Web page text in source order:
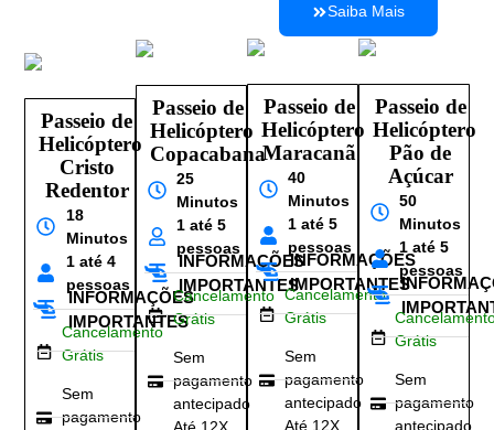
Saiba Mais
Passeio de
Helicóptero
Cristo
Redentor
18
Minutos
1 até 4
pessoas
INFORMAÇÕES
IMPORTANTES
Cancelamento
Grátis
Sem
pagamento
Passeio de
Helicóptero
Copacabana
25
Minutos
1 até 5
pessoas
INFORMAÇÕES
IMPORTANTES
Cancelamento
Grátis
Sem
pagamento
antecipado
Passeio de
Helicóptero
Maracanã
40
Minutos
1 até 5
pessoas
INFORMAÇÕES
IMPORTANTES
Cancelamento
Grátis
Sem
pagamento
antecipado
Até 12X
Passeio de
Helicóptero
Pão de
Açúcar
50
Minutos
1 até 5
pessoas
Grátis
Sem
pagamento
antecipado